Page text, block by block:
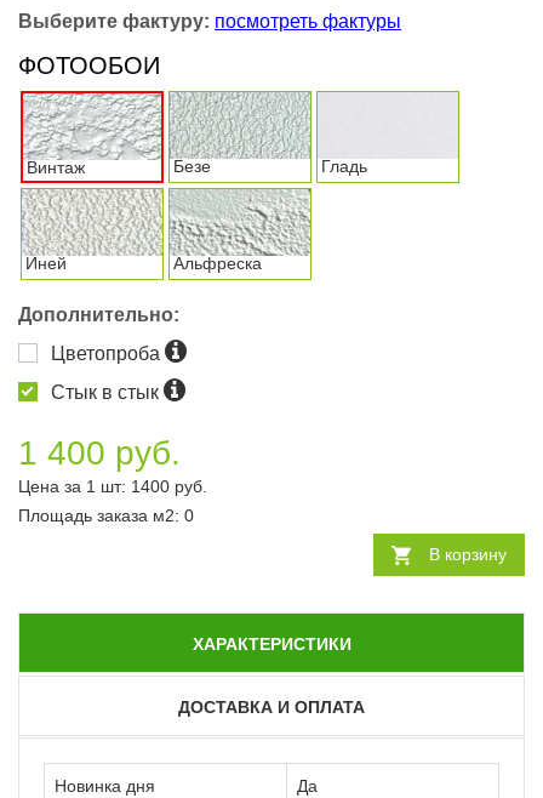
Выберите фактуру: посмотреть фактуры
ФОТООБОИ
Винтаж Безе Гладь
Иней Альфреска
Дополнительно:
Цветопроба
Стык в стык
1 400 руб.
Цена за 1 шт: 1400 руб.
Площадь заказа м2: 0
В корзину
ХАРАКТЕРИСТИКИ
ДОСТАВКА И ОПЛАТА
Новинка дня Да